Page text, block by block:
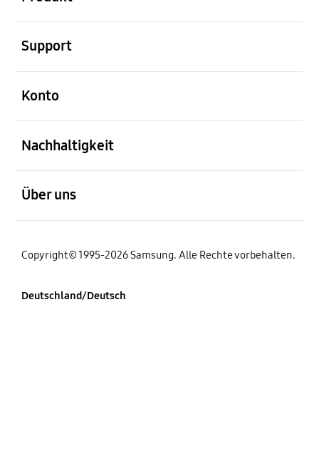
Support
Konto
Nachhaltigkeit
Über uns
Copyright© 1995-2026 Samsung. Alle Rechte vorbehalten.
Deutschland/Deutsch